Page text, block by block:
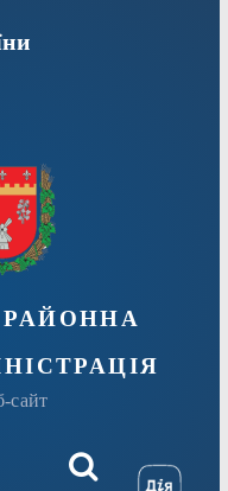
сайт